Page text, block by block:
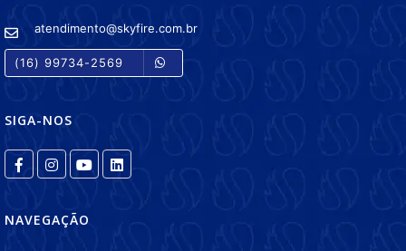
atendimento@skyfire.com.br
(16) 99734-2569
SIGA-NOS
NAVEGAÇÃO